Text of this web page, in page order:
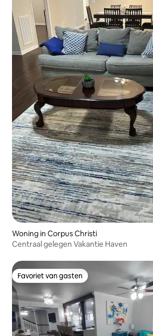
Woning in Corpus Christi
Centraal gelegen Vakantie Haven
Favoriet van gasten
Favoriet van gasten